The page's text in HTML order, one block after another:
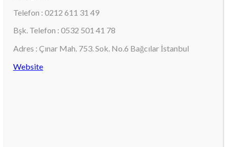
Telefon : 0212 611 31 49
Bşk. Telefon : 0532 501 41 78
Adres : Çınar Mah. 753. Sok. No.6 Bağcılar İstanbul
Website